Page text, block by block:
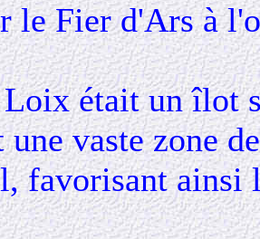
le Fier d'Ars à
était un îlot
une vaste zone
favorisant ainsi